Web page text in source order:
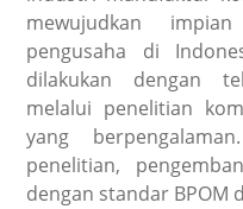
mewujudkan
pengusaha di
dilakukan dengan
melalui penelitian
yang
penelitian,
dengan standar BPOM